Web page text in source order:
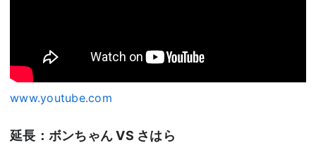
www.youtube.com
延長：ボンちゃん VS さはら